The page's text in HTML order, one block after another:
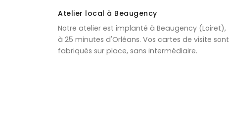
Atelier local à Beaugency
Notre atelier est implanté à Beaugency (Loiret),
à 25 minutes d'Orléans. Vos cartes de visite sont
fabriqués sur place, sans intermédiaire.